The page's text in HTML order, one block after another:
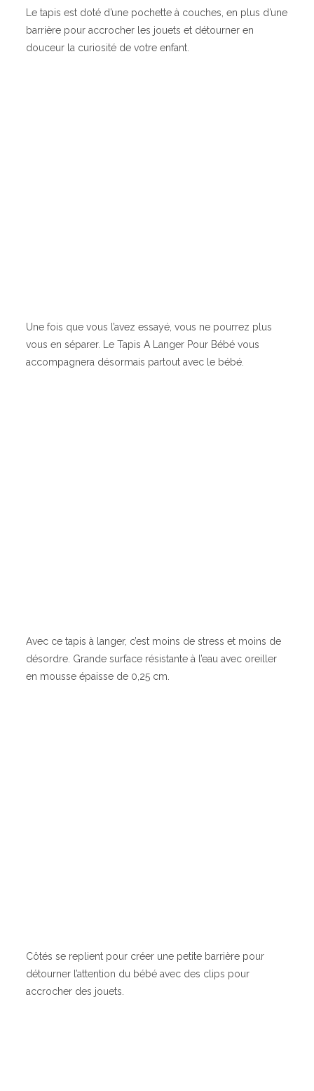
Le tapis est doté d’une pochette à couches, en plus d’une
barrière pour accrocher les jouets et détourner en
douceur la curiosité de votre enfant.
Une fois que vous l’avez essayé, vous ne pourrez plus
vous en séparer. Le Tapis A Langer Pour Bébé vous
accompagnera désormais partout avec le bébé.
Avec ce tapis à langer, c’est moins de stress et moins de
désordre. Grande surface résistante à l’eau avec oreiller
en mousse épaisse de 0,25 cm.
Côtés se replient pour créer une petite barrière pour
détourner l’attention du bébé avec des clips pour
accrocher des jouets.